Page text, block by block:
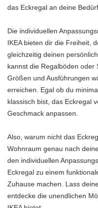
das Eckregal an deine
Die individuellen
IKEA bieten dir die Freiheit,
gleichzeitig deinen
kannst die Regalböden oder
Größen und Ausführungen
erreichen. Egal ob du
klassisch bist, das Eckregal
Geschmack anpassen.
Also, warum nicht das
Wohnraum genau nach
den individuellen
Eckregal zu einem
Zuhause machen. Lass
entdecke die unendlichen